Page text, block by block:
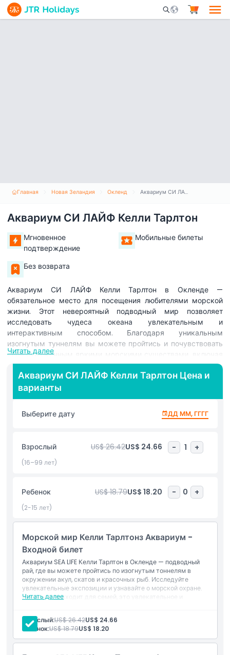
Mobile Search
Главная Новая Зеландия Окленд Аквариум СИ ЛАЙФ Келли Тарлтон
Аквариум СИ ЛАЙФ Келли Тарлтон
Мгновенное
подтверждение
Мобильные билеты
Без возврата
Аквариум СИ ЛАЙФ Келли Тарлтон в Окленде —
обязательное место для посещения любителями морской
жизни. Этот невероятный подводный мир позволяет
исследовать чудеса океана увлекательным и
интерактивным способом. Благодаря уникальным
изогнутым туннелям вы можете пройтись и почувствовать
себя окружённым яркими морскими существами, включая
акул, скатов и сотни видов рыб. В аквариуме представлено
удивительное Встреча с пингвинами, где можно наблюдать
величественных королевских и игривых пингвинов дженту
в их ледяной среде обитания. В Аквариуме СИ ЛАЙФ Келли
Тарлтон также есть увлекательные экспонаты, включая
зону с кораблекрушением и центр спасения черепах, где
морской жизни. Идеально подходит для семей и
посетителей всех возрастов, эта достопримечательность
Окленда сочетает образование с развлечениями, предлагая
хотите ли вы узнать о морских средах обитания или просто
полюбоваться красотой морских существ, Аквариум СИ
ЛАЙФ Келли Тарлтон обещает незабываемые впечатления.
Основные моменты
Включено
Политика в отношении детей и взрослых
Исключения
Читать далее
Аквариум СИ ЛАЙФ Келли Тарлтон Цена и
варианты
Выберите дату ДД ММ, ГГГГ
Взрослый US$ 26.42US$ 24.66 - 1 +
(16–99 лет)
Ребенок US$ 18.79US$ 18.20 - 0 +
(2-15 лет)
Морской мир Келли Тарлтонз Аквариум -
Входной билет
Аквариум SEA LIFE Келли Тарлтон в Окленде — подводный
рай, где вы можете пройтись по изогнутым тоннелям в
окружении акул, скатов и красочных рыб. Исследуйте
увлекательные экспозиции и узнавайте о морской охране.
Идеально подходит для семей, это увлекательное и
Читать далее
Взрослый:US$ 26.42US$ 24.66
Ребенок:US$ 18.79US$ 18.20